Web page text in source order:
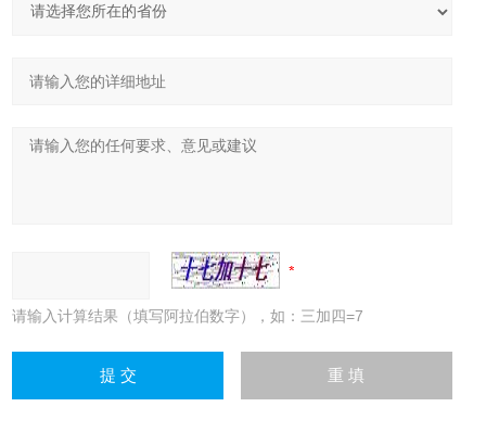
请输入计算结果（填写阿拉伯数字），如：三加四=7